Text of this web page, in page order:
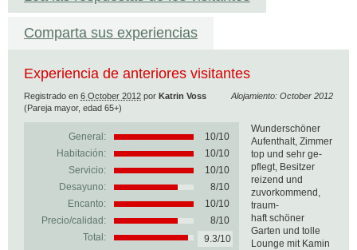
Comparta sus experiencias
Experiencia de anteriores visitantes
Alojamiento: October 2012
Registrado en 6 October 2012 por Katrin Voss
(Pareja mayor, edad 65+)
General: 10/10
Habitación:
10/10
Servicio:
10/10
Desayuno:
8/10
Encanto:
10/10
Precio/calidad:
8/10
Total:
9.3/10
Wunderschöner
Aufenthalt, Zimmer
top und sehr ge-
pflegt, Besitzer
reizend und
zuvorkommend,
traum-
haft schöner
Garten und tolle
Lounge mit Kamin